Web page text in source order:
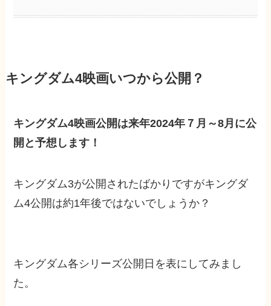
キングダム4映画いつから公開？
キングダム4映画公開は来年2024年７月～8月に公
開と予想します！
キングダム3が公開されたばかりですがキングダ
ム4公開は約1年後ではないでしょうか？
キングダム各シリーズ公開日を表にしてみまし
た。